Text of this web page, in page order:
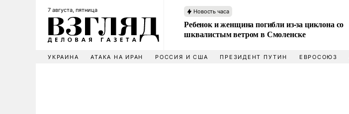
7 августа, пятница Новость часа
Ребенок и женщина погибли из-за циклона со
шквалистым ветром в Смоленске
УКРАИНА АТАКА НА ИРАН РОССИЯ И США ПРЕЗИДЕНТ ПУТИН ЕВРОСОЮЗ